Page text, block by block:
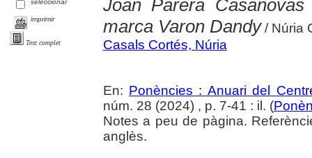
imprimir
Text complet
Joan Parera
marca Varon Dandy/ Núria
Casals Cortés, Núria
En: Ponències : Anuari del
núm. 28 (2024) , p. 7-41 : il. (
Notes a peu de pàgina.
anglès.